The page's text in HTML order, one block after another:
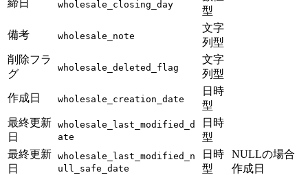
締日 wholesale_closing_day
型
備考 wholesale_note
文字
列型
削除フラ
グ
wholesale_deleted_flag
文字
列型
作成日 wholesale_creation_date
日時
型
最終更新
日
wholesale_last_modified_d
ate
日時
型
最終更新
日
wholesale_last_modified_n
ull_safe_date
日時
型
NULLの場合
作成日